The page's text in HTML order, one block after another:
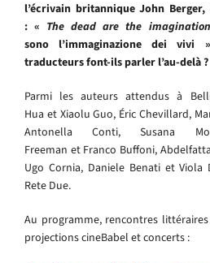
l’écrivain britannique John Berger,
: « The dead arethe imagination
sono l’immaginazione dei vivi
traducteurs font-ils parler l’au-delà ?
Parmi les auteurs attendus à
Hua et Xiaolu Guo, Éric Chevillard,
Antonella Conti, Susana
Freeman et Franco Buffoni,
Ugo Cornia, Daniele Benati et
Rete Due.
Au programme, rencontres
projections cineBabel et concerts :